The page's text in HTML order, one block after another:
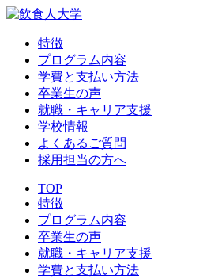
特徴
プログラム内容
学費と支払い方法
卒業生の声
就職・キャリア支援
学校情報
よくあるご質問
採用担当の方へ
TOP
特徴
プログラム内容
卒業生の声
就職・キャリア支援
学費と支払い方法